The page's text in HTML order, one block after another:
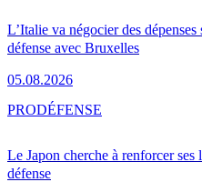
L’Italie va négocier des
défense avec Bruxelles
05.08.2026
Le Japon cherche à renforcer
défense
PRODÉFENSE